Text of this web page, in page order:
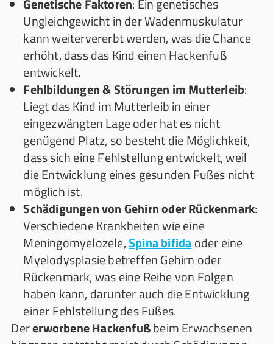
Genetische Faktoren: Ein genetisches
Ungleichgewicht in der Wadenmuskulatur
kann weitervererbt werden, was die Chance
erhöht, dass das Kind einen Hackenfuß
entwickelt.
Fehlbildungen & Störungen im Mutterleib:
Liegt das Kind im Mutterleib in einer
eingezwängten Lage oder hat es nicht
genügend Platz, so besteht die Möglichkeit,
dass sich eine Fehlstellung entwickelt, weil
die Entwicklung eines gesunden Fußes nicht
möglich ist.
Schädigungen von Gehirn oder Rückenmark:
Verschiedene Krankheiten wie eine
Meningomyelozele,Spina bifidaoder eine
Myelodysplasie betreffen Gehirn oder
Rückenmark, was eine Reihe von Folgen
haben kann, darunter auch die Entwicklung
einer Fehlstellung des Fußes.
Dererworbene Hackenfußbeim Erwachsenen